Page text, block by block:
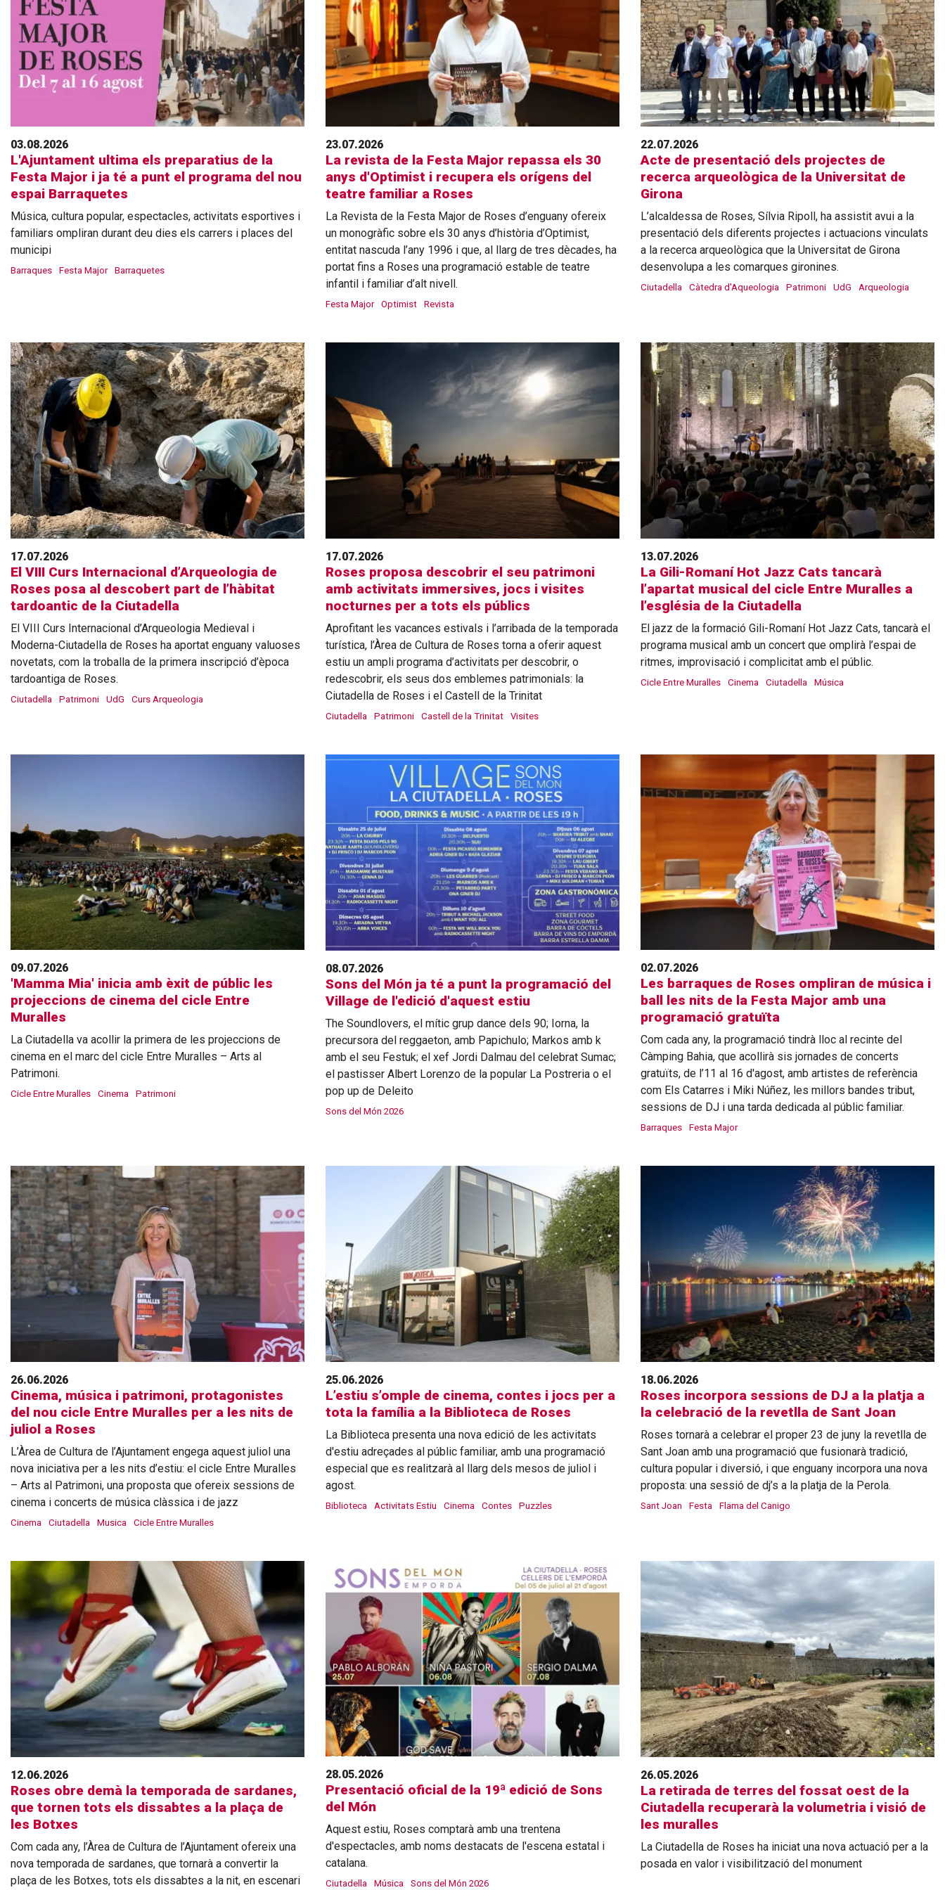
03.08.2026
L'Ajuntament ultima els preparatius de la
Festa Major i ja té a punt el programa del nou
espai Barraquetes
Música, cultura popular, espectacles, activitats esportives i
familiars ompliran durant deu dies els carrers i places del
municipi
Barraques Festa Major Barraquetes
23.07.2026
La revista de la Festa Major repassa els 30
anys d'Optimist i recupera els orígens del
teatre familiar a Roses
La Revista de la Festa Major de Roses d’enguany ofereix
un monogràfic sobre els 30 anys d’història d’Optimist,
entitat nascuda l’any 1996 i que, al llarg de tres dècades, ha
portat fins a Roses una programació estable de teatre
infantil i familiar d’alt nivell.
Festa Major Optimist Revista
22.07.2026
Acte de presentació dels projectes de
recerca arqueològica de la Universitat de
Girona
L’alcaldessa de Roses, Sílvia Ripoll, ha assistit avui a la
presentació dels diferents projectes i actuacions vinculats
a la recerca arqueològica que la Universitat de Girona
desenvolupa a les comarques gironines.
Ciutadella Càtedra d'Aqueologia Patrimoni UdG Arqueologia
17.07.2026
El VIII Curs Internacional d’Arqueologia de
Roses posa al descobert part de l’hàbitat
tardoantic de la Ciutadella
El VIII Curs Internacional d’Arqueologia Medieval i
Moderna-Ciutadella de Roses ha aportat enguany valuoses
novetats, com la troballa de la primera inscripció d’època
tardoantiga de Roses.
Ciutadella Patrimoni UdG Curs Arqueologia
17.07.2026
Roses proposa descobrir el seu patrimoni
amb activitats immersives, jocs i visites
nocturnes per a tots els públics
Aprofitant les vacances estivals i l’arribada de la temporada
turística, l’Àrea de Cultura de Roses torna a oferir aquest
estiu un ampli programa d’activitats per descobrir, o
redescobrir, els seus dos emblemes patrimonials: la
Ciutadella de Roses i el Castell de la Trinitat
Ciutadella Patrimoni Castell de la Trinitat Visites
13.07.2026
La Gili-Romaní Hot Jazz Cats tancarà
l’apartat musical del cicle Entre Muralles a
l’església de la Ciutadella
El jazz de la formació Gili-Romaní Hot Jazz Cats, tancarà el
programa musical amb un concert que omplirà l’espai de
ritmes, improvisació i complicitat amb el públic.
Cicle Entre Muralles Cinema Ciutadella Música
09.07.2026
'Mamma Mia' inicia amb èxit de públic les
projeccions de cinema del cicle Entre
Muralles
La Ciutadella va acollir la primera de les projeccions de
cinema en el marc del cicle Entre Muralles – Arts al
Patrimoni.
Cicle Entre Muralles Cinema Patrimoni
08.07.2026
Sons del Món ja té a punt la programació del
Village de l'edició d'aquest estiu
The Soundlovers, el mític grup dance dels 90; Iorna, la
precursora del reggaeton, amb Papichulo; Markos amb k
amb el seu Festuk; el xef Jordi Dalmau del celebrat Sumac;
el pastisser Albert Lorenzo de la popular La Postreria o el
pop up de Deleito
Sons del Món 2026
02.07.2026
Les barraques de Roses ompliran de música i
ball les nits de la Festa Major amb una
programació gratuïta
Com cada any, la programació tindrà lloc al recinte del
Càmping Bahia, que acollirà sis jornades de concerts
gratuïts, de l’11 al 16 d'agost, amb artistes de referència
com Els Catarres i Miki Núñez, les millors bandes tribut,
sessions de DJ i una tarda dedicada al públic familiar.
Barraques Festa Major
26.06.2026
Cinema, música i patrimoni, protagonistes
del nou cicle Entre Muralles per a les nits de
juliol a Roses
L’Àrea de Cultura de l’Ajuntament engega aquest juliol una
nova iniciativa per a les nits d’estiu: el cicle Entre Muralles
– Arts al Patrimoni, una proposta que ofereix sessions de
cinema i concerts de música clàssica i de jazz
Cinema Ciutadella Musica Cicle Entre Muralles
25.06.2026
L’estiu s’omple de cinema, contes i jocs per a
tota la família a la Biblioteca de Roses
La Biblioteca presenta una nova edició de les activitats
d'estiu adreçades al públic familiar, amb una programació
especial que es realitzarà al llarg dels mesos de juliol i
agost.
Biblioteca Activitats Estiu Cinema Contes Puzzles
18.06.2026
Roses incorpora sessions de DJ a la platja a
la celebració de la revetlla de Sant Joan
Roses tornarà a celebrar el proper 23 de juny la revetlla de
Sant Joan amb una programació que fusionarà tradició,
cultura popular i diversió, i que enguany incorpora una nova
proposta: una sessió de dj’s a la platja de la Perola.
Sant Joan Festa Flama del Canigo
12.06.2026
Roses obre demà la temporada de sardanes,
que tornen tots els dissabtes a la plaça de
les Botxes
Com cada any, l’Àrea de Cultura de l’Ajuntament ofereix una
nova temporada de sardanes, que tornarà a convertir la
plaça de les Botxes, tots els dissabtes a la nit, en escenari
28.05.2026
Presentació oficial de la 19ª edició de Sons
del Món
Aquest estiu, Roses comptarà amb una trentena
d'espectacles, amb noms destacats de l'escena estatal i
catalana.
Ciutadella Música Sons del Món 2026
26.05.2026
La retirada de terres del fossat oest de la
Ciutadella recuperarà la volumetria i visió de
les muralles
La Ciutadella de Roses ha iniciat una nova actuació per a la
posada en valor i visibilització del monument